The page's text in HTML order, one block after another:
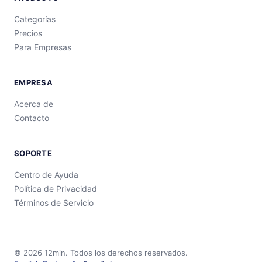
Categorías
Precios
Para Empresas
EMPRESA
Acerca de
Contacto
SOPORTE
Centro de Ayuda
Política de Privacidad
Términos de Servicio
© 2026 12min. Todos los derechos reservados.